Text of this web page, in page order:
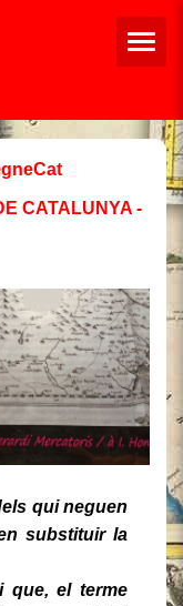
CATALUNYA -
qui neguen
substituir la
que, el terme